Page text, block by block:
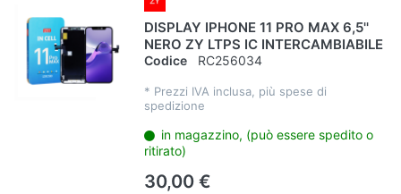
DISPLAY IPHONE 11 PRO MAX 6,5''
NERO ZY LTPS IC INTERCAMBIABILE
Codice RC256034
* Prezzi IVA inclusa, più spese di
spedizione
in magazzino, (può essere spedito o
ritirato)
30,00 €